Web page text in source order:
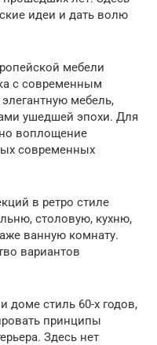
идеи и дать волю
мебели
с современным
мебель,
ушедшей эпохи. Для
воплощение
современных
в ретро стиле
столовую, кухню,
ванную комнату.
вариантов
доме стиль 60-х годов,
принципы
Здесь нет